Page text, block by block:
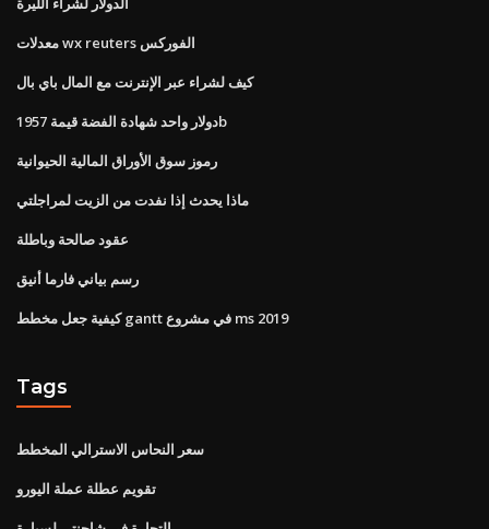
معدلات wx reuters الفوركس
كيف لشراء عبر الإنترنت مع المال باي بال
دولار واحد شهادة الفضة قيمة 1957b
رموز سوق الأوراق المالية الحيوانية
ماذا يحدث إذا نفدت من الزيت لمراجلتي
عقود صالحة وباطلة
رسم بياني فارما أنيق
كيفية جعل مخطط gantt في مشروع ms 2019
Tags
سعر النحاس الاسترالي المخطط
تقويم عطلة عملة اليورو